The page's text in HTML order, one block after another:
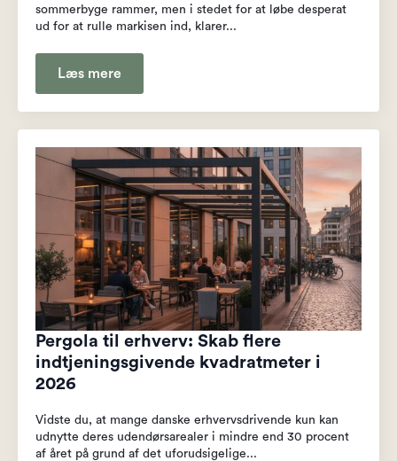
sommerbyge rammer, men i stedet for at løbe desperat
ud for at rulle markisen ind, klarer...
Læs mere
Pergola til erhverv: Skab flere
indtjeningsgivende kvadratmeter i
2026
Vidste du, at mange danske erhvervsdrivende kun kan
udnytte deres udendørsarealer i mindre end 30 procent
af året på grund af det uforudsigelige...